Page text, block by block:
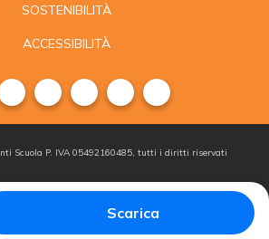
Scarica
SOSTENIBILITÀ
ACCESSIBILITÀ
Scuola P. IVA 05492160485, tutti i diritti riservati
Gestisci i
Iscriviti alla
newsletter